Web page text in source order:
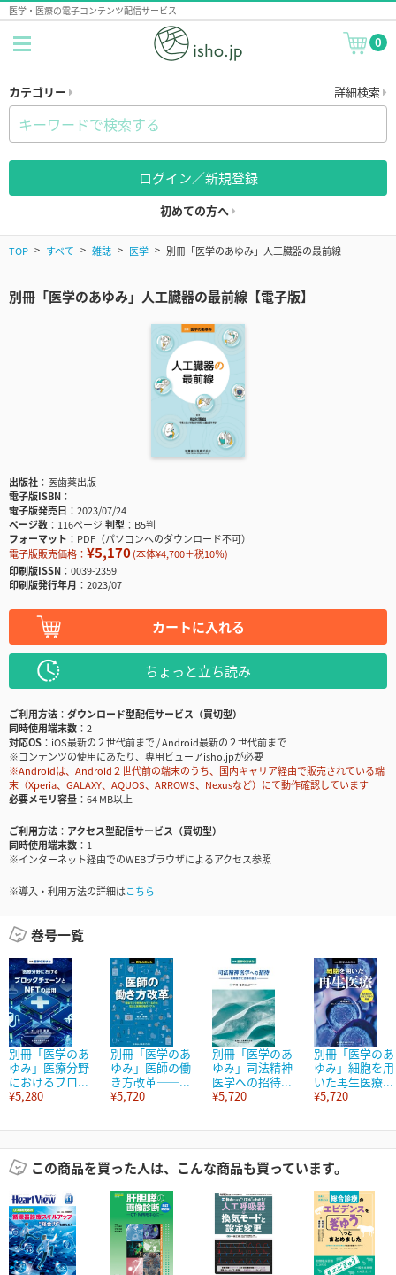
医学・医療の電子コンテンツ配信サービス
0
カテゴリー 詳細検索
ログイン／新規登録
初めての方へ
TOP すべて 雑誌 医学 別冊「医学のあゆみ」人工臓器の最前線
別冊「医学のあゆみ」人工臓器の最前線【電子版】
出版社
医歯薬出版
電子版ISBN
電子版発売日
2023/07/24
ページ数
116ページ判型
B5判
フォーマット
PDF（パソコンへのダウンロード不可）
電子版販売価格： ¥5,170(本体¥4,700＋税10％)
印刷版ISSN
0039-2359
印刷版発行年月
2023/07
カートに入れる
ちょっと立ち読み
ご利用方法
ダウンロード型配信サービス（買切型）
同時使用端末数
2
対応OS
iOS最新の２世代前まで / Android最新の２世代前まで
※コンテンツの使用にあたり、専用ビューアisho.jpが必要
※Androidは、Android２世代前の端末のうち、国内キャリア経由で販売されている端
末（Xperia、GALAXY、AQUOS、ARROWS、Nexusなど）にて動作確認しています
必要メモリ容量
64 MB以上
ご利用方法
アクセス型配信サービス（買切型）
同時使用端末数
1
※インターネット経由でのWEBブラウザによるアクセス参照
※導入・利用方法の詳細はこちら
巻号一覧
別冊「医学のあ
ゆみ」医療分野
におけるブロ...
¥5,280
別冊「医学のあ
ゆみ」医師の働
き方改革――...
¥5,720
別冊「医学のあ
ゆみ」司法精神
医学への招待...
¥5,720
別冊「医学のあ
ゆみ」細胞を用
いた再生医療...
¥5,720
この商品を買った人は、こんな商品も買っています。